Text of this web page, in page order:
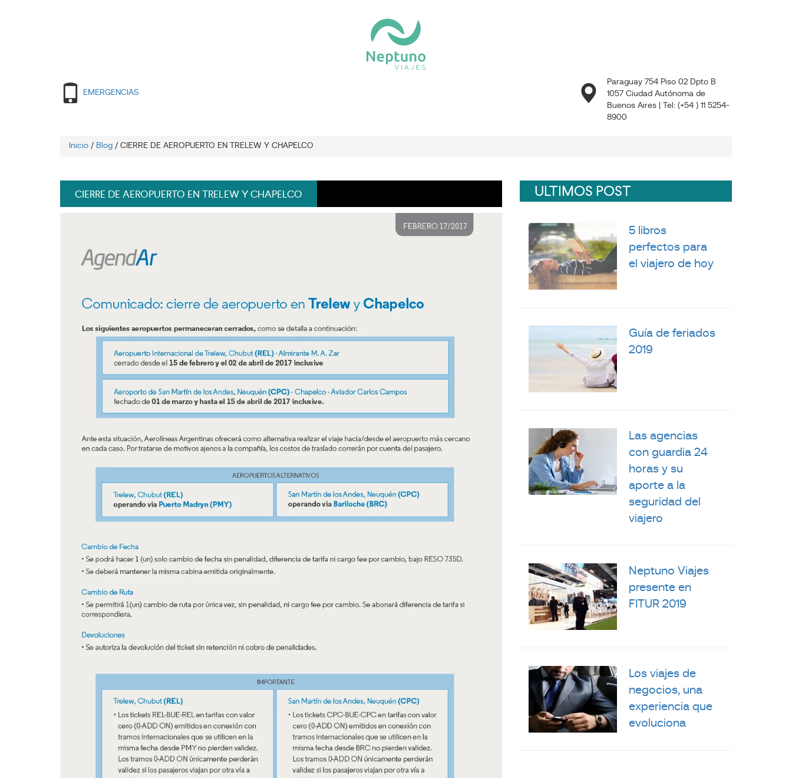
EMERGENCIAS
Paraguay 754 Piso 02 Dpto B
1057 Ciudad Autónoma de
Buenos Aires | Tel: (+54 ) 11 5254-
8900
Inicio / Blog / CIERRE DE AEROPUERTO EN TRELEW Y CHAPELCO
CIERRE DE AEROPUERTO EN TRELEW Y CHAPELCO ULTIMOS POST
5 libros
perfectos para
el viajero de hoy
Guía de feriados
2019
Las agencias
con guardia 24
horas y su
aporte a la
seguridad del
viajero
Neptuno Viajes
presente en
FITUR 2019
Los viajes de
negocios, una
experiencia que
evoluciona